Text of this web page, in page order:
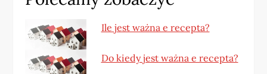
Ile jest ważna e recepta?
Do kiedy jest ważna e recepta?